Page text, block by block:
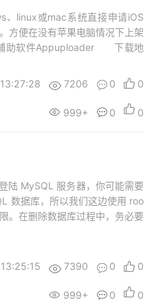
、linux或mac系统直接申请iOS
方便在没有苹果电脑情况下上架
辅助软件Appuploader 下载地
证书有p12及mobileprovision
7206 0 0
999+ 0 0
陆 MySQL 服务器，你可能需要
数据库，所以我们这边使用 roo
。在删除数据库过程中，务必要
<数据库名>;例如删除
7390 0 0
999+ 0 0